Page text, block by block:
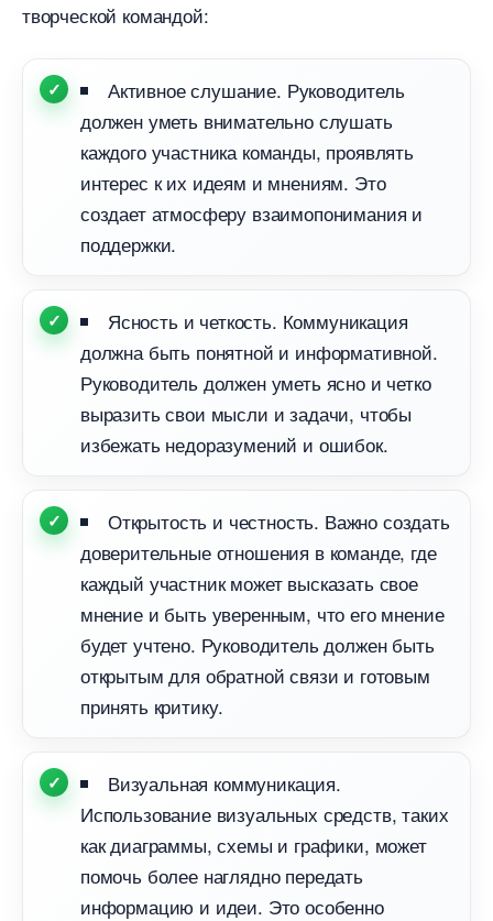
творческой командой:
Активное слушание. Руководитель
должен уметь внимательно слушать
каждого участника команды, проявлять
интерес к их идеям и мнениям. Это
создает атмосферу взаимопонимания и
поддержки.
Ясность и четкость. Коммуникация
должна быть понятной и информативной.
Руководитель должен уметь ясно и четко
ыразить свои мысли и задачи, чтобы
избежать недоразумений и ошибок.
Открытость и честность. Важно создать
доверительные отношения в команде, где
каждый участник может высказать свое
мнение и быть уверенным, что его мнение
удет учтено. Руководитель должен быть
открытым для обратной связи и готовым
принять критику.
изуальная коммуникация.
Использование визуальных средств, таких
как диаграммы, схемы и графики, может
помочь более наглядно передать
информацию и идеи. Это особенно